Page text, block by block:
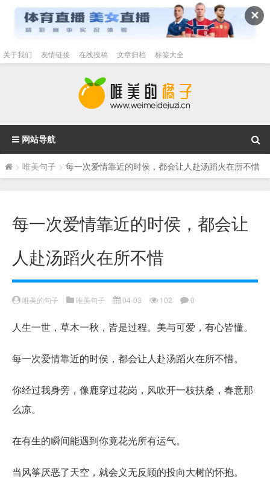
✕
关于我们 友情链接 在线投稿 文章归档 标签大全
网站导航
> 唯美句子 > 每一次爱情靠近的时侯，都会让人赴汤蹈火在所不惜
每一次爱情靠近的时侯，都会让
人赴汤蹈火在所不惜
唯美的句子 唯美句子 04-03 102 0
人生一世，草木一秋，皆是过程。美与可爱，有心皆懂。
每一次爱情靠近的时侯，都会让人赴汤蹈火在所不惜。
你经过我身旁，像鹿穿过花岗，风吹开一枝扶桑，春意那
么凉。
在有生的瞬间能遇到你竟花光所有运气。
当风筝厌恶了天空，就会义无反顾的投向大树的怀抱。